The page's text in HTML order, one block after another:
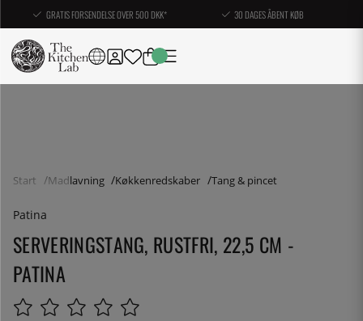
GRATIS FORSENDELSE OVER 500 DKK* 30 DAGES ÅBENT KØB
Start Madlavning Køkkenredskaber Tang & pincet
Patina
SERVERINGSTANG, RUSTFRI, 22,5 CM -
PATINA